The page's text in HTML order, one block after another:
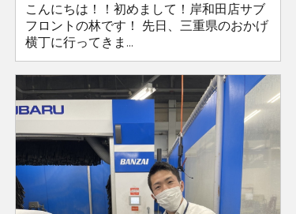
こんにちは！！初めまして！岸和田店サブ
フロントの林です！ 先日、三重県のおかげ
横丁に行ってきま...